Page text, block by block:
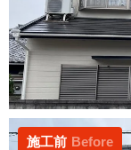
施工前 Before